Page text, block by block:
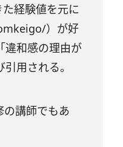
経験値を元に
）が好
違和感の理由が
用される。
の講師でもあ